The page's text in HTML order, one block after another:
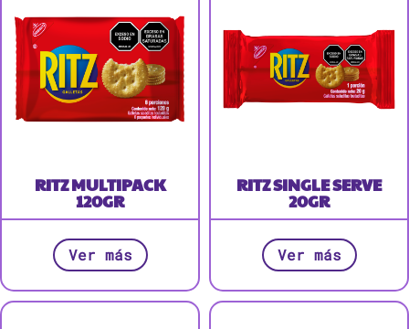
RITZ MULTIPACK
120GR
Ver más
RITZ SINGLE SERVE
20GR
Ver más